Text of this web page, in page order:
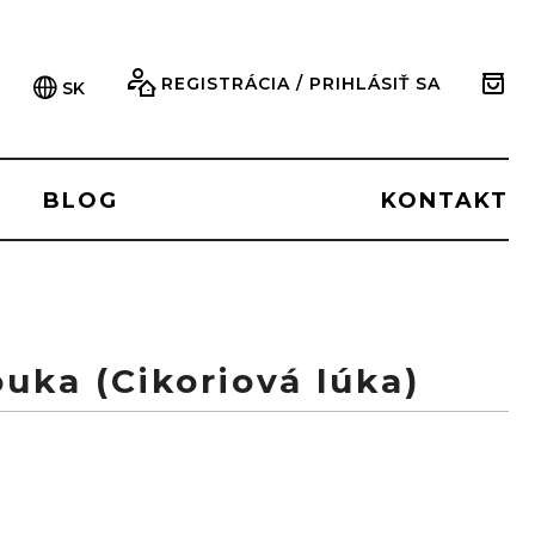
SK REGISTRÁCIA / PRIHLÁSIŤ SA
BLOG KONTAKT
(Cikoriová lúka)